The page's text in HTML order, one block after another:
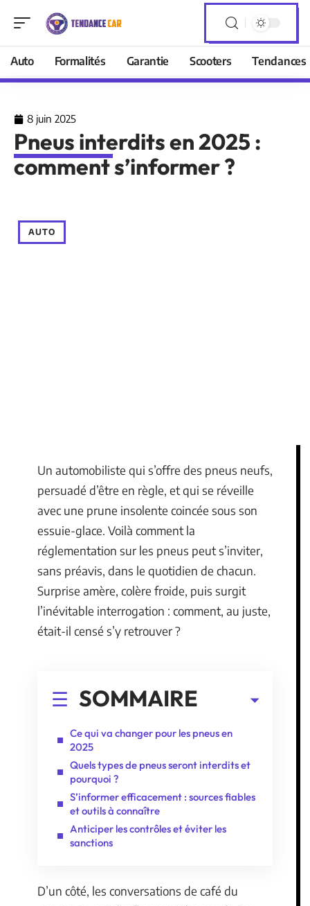
Auto Formalités Garantie Scooters Tendances
8 juin 2025
Pneus interdits en 2025 :
comment s’informer ?
AUTO
Un automobiliste qui s’offre des pneus neufs,
persuadé d’être en règle, et qui se réveille
avec une prune insolente coincée sous son
essuie-glace. Voilà comment la
réglementation sur les pneus peut s’inviter,
sans préavis, dans le quotidien de chacun.
Surprise amère, colère froide, puis surgit
l’inévitable interrogation : comment, au juste,
était-il censé s’y retrouver ?
SOMMAIRE
Ce qui va changer pour les pneus en
2025
Quels types de pneus seront interdits et
pourquoi ?
S’informer efficacement : sources fiables
et outils à connaître
Anticiper les contrôles et éviter les
sanctions
D’un côté, les conversations de café du